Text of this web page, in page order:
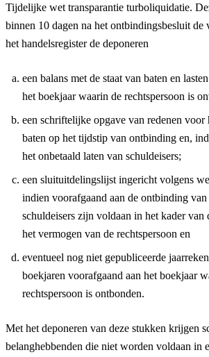
Tijdelijke wet transparantie turboliquidatie.
binnen 10 dagen na het ontbindingsbesluit de
het handelsregister de deponeren
een balans met de staat van baten en
het boekjaar waarin de rechtspersoon is
een schriftelijke opgave van redenen voor
baten op het tijdstip van ontbinding en,
het onbetaald laten van schuldeisers;
een sluituitdelingslijst ingericht volgens
indien voorafgaand aan de ontbinding van
schuldeisers zijn voldaan in het kader
het vermogen van de rechtspersoon en
eventueel nog niet gepubliceerde
boekjaren voorafgaand aan het boekjaar
rechtspersoon is ontbonden.
Met het deponeren van deze stukken krijgen
belanghebbenden die niet worden voldaan in